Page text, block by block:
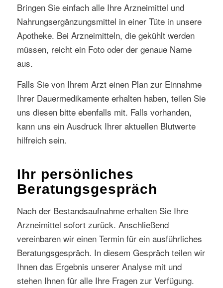
Bringen Sie einfach alle Ihre Arzneimittel und
Nahrungsergänzungsmittel in einer Tüte in unsere
Apotheke. Bei Arzneimitteln, die gekühlt werden
müssen, reicht ein Foto oder der genaue Name
aus.
Falls Sie von Ihrem Arzt einen Plan zur Einnahme
Ihrer Dauermedikamente erhalten haben, teilen Sie
uns diesen bitte ebenfalls mit. Falls vorhanden,
kann uns ein Ausdruck Ihrer aktuellen Blutwerte
hilfreich sein.
Ihr persönliches
Beratungsgespräch
Nach der Bestandsaufnahme erhalten Sie Ihre
Arzneimittel sofort zurück. Anschließend
vereinbaren wir einen Termin für ein ausführliches
Beratungsgespräch. In diesem Gespräch teilen wir
Ihnen das Ergebnis unserer Analyse mit und
stehen Ihnen für alle Ihre Fragen zur Verfügung.